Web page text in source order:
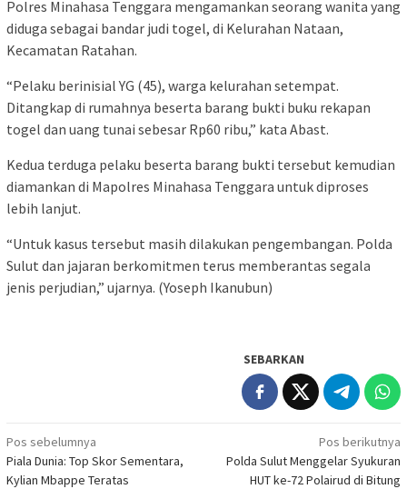
Polres Minahasa Tenggara mengamankan seorang wanita yang
diduga sebagai bandar judi togel, di Kelurahan Nataan,
Kecamatan Ratahan.
“Pelaku berinisial YG (45), warga kelurahan setempat.
Ditangkap di rumahnya beserta barang bukti buku rekapan
togel dan uang tunai sebesar Rp60 ribu,” kata Abast.
Kedua terduga pelaku beserta barang bukti tersebut kemudian
diamankan di Mapolres Minahasa Tenggara untuk diproses
lebih lanjut.
“Untuk kasus tersebut masih dilakukan pengembangan. Polda
Sulut dan jajaran berkomitmen terus memberantas segala
jenis perjudian,” ujarnya. (Yoseph Ikanubun)
SEBARKAN
Navigasi
pos
Pos sebelumnya
Piala Dunia: Top Skor Sementara,
Kylian Mbappe Teratas
Pos berikutnya
Polda Sulut Menggelar Syukuran
HUT ke-72 Polairud di Bitung